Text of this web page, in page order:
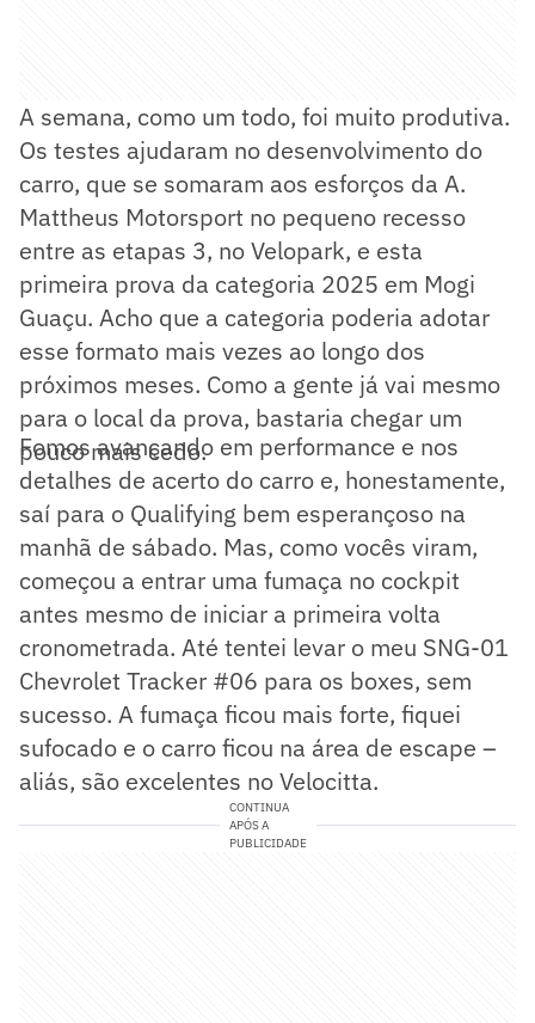
A semana, como um todo, foi muito produtiva.
Os testes ajudaram no desenvolvimento do
carro, que se somaram aos esforços da A.
Mattheus Motorsport no pequeno recesso
entre as etapas 3, no Velopark, e esta
primeira prova da categoria 2025 em Mogi
Guaçu. Acho que a categoria poderia adotar
esse formato mais vezes ao longo dos
próximos meses. Como a gente já vai mesmo
para o local da prova, bastaria chegar um
pouco mais cedo.
Fomos avançando em performance e nos
detalhes de acerto do carro e, honestamente,
saí para o Qualifying bem esperançoso na
manhã de sábado. Mas, como vocês viram,
começou a entrar uma fumaça no cockpit
antes mesmo de iniciar a primeira volta
cronometrada. Até tentei levar o meu SNG-01
Chevrolet Tracker #06 para os boxes, sem
sucesso. A fumaça ficou mais forte, fiquei
sufocado e o carro ficou na área de escape –
aliás, são excelentes no Velocitta.
CONTINUA
APÓS A
PUBLICIDADE